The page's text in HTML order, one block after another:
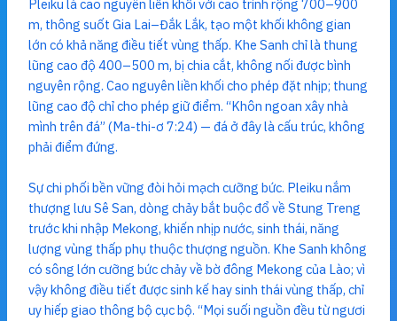
Pleiku là cao nguyên liền khối với cao trình rộng 700–900
m, thông suốt Gia Lai–Đắk Lắk, tạo một khối không gian
lớn có khả năng điều tiết vùng thấp. Khe Sanh chỉ là thung
lũng cao độ 400–500 m, bị chia cắt, không nối được bình
nguyên rộng. Cao nguyên liền khối cho phép đặt nhịp; thung
lũng cao độ chỉ cho phép giữ điểm. “Khôn ngoan xây nhà
mình trên đá” (Ma-thi-ơ 7:24) — đá ở đây là cấu trúc, không
phải điểm đứng.
Sự chi phối bền vững đòi hỏi mạch cưỡng bức. Pleiku nắm
thượng lưu Sê San, dòng chảy bắt buộc đổ về Stung Treng
trước khi nhập Mekong, khiến nhịp nước, sinh thái, năng
lượng vùng thấp phụ thuộc thượng nguồn. Khe Sanh không
có sông lớn cưỡng bức chảy về bờ đông Mekong của Lào; vì
vậy không điều tiết được sinh kế hay sinh thái vùng thấp, chỉ
uy hiếp giao thông bộ cục bộ. “Mọi suối nguồn đều từ ngươi